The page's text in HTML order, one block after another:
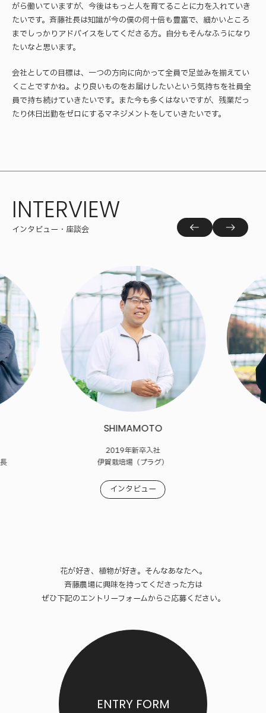
がら働いていますが、今後はもっと人を育てることに力を入れていき
たいです。斉藤社長は知識が今の僕の何十倍も豊富で、細かいところ
までしっかりアドバイスをしてくださる方。自分もそんなふうになり
たいなと思います。
会社としての目標は、一つの方向に向かって全員で足並みを揃えてい
くことですかね。より良いものをお届けしたいという気持ちを社員全
員で持ち続けていきたいです。また今も多くはないですが、残業だっ
たり休日出勤をゼロにするマネジメントをしていきたいです。
インタビュー・座談会
INTERVIEW
SHIMAMOTO
2019年新卒入社
伊賀栽培場（プラグ）
インタビュー
花が好き、植物が好き。そんなあなたへ。
斉藤農場に興味を持ってくださった方は
ぜひ下記のエントリーフォームからご応募ください。
ENTRY FORM